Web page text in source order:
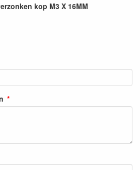
kop M3 X 16MM